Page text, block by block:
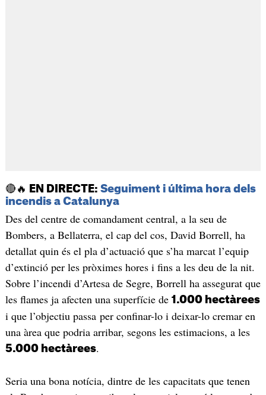
🔴🔥 EN DIRECTE: Seguiment i última hora dels
incendis a Catalunya
Des del centre de comandament central, a la seu de
Bombers, a Bellaterra, el cap del cos, David Borrell, ha
detallat quin és el pla d’actuació que s’ha marcat l’equip
d’extinció per les pròximes hores i fins a les deu de la nit.
Sobre l’incendi d’Artesa de Segre, Borrell ha assegurat que
les flames ja afecten una superfície de 1.000 hectàrees
i que l’objectiu passa per confinar-lo i deixar-lo cremar en
una àrea que podria arribar, segons les estimacions, a les
5.000 hectàrees.
Seria una bona notícia, dintre de les capacitats que tenen